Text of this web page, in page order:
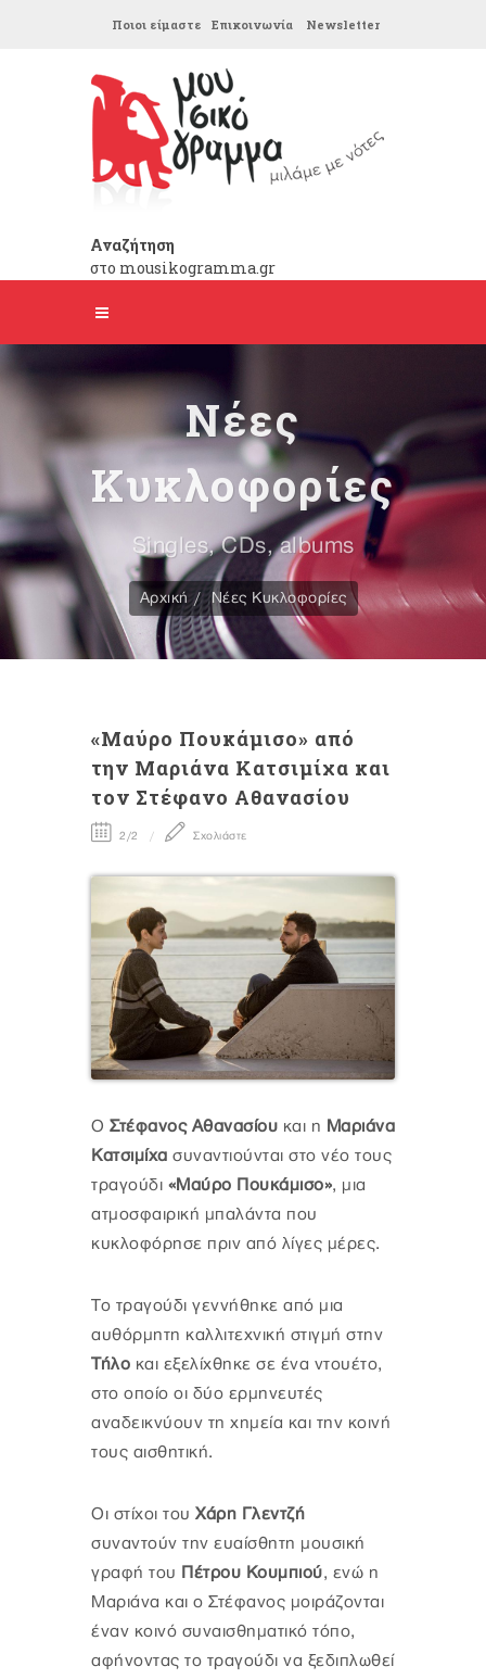
Ποιοι είμαστε Επικοινωνία Newsletter
Αναζήτηση
στο mousikogramma.gr
Νέες
Κυκλοφορίες
Singles, CDs, albums
Αρχική Νέες Κυκλοφορίες
«Μαύρο Πουκάμισο» από
την Μαριάνα Κατσιμίχα και
τον Στέφανο Αθανασίου
2/2 Σχολιάστε
Ο Στέφανος Αθανασίου και η Μαριάνα
Κατσιμίχα συναντιούνται στο νέο τους
τραγούδι «Μαύρο Πουκάμισο», μια
ατμοσφαιρική μπαλάντα που
κυκλοφόρησε πριν από λίγες μέρες.
Το τραγούδι γεννήθηκε από μια
αυθόρμητη καλλιτεχνική στιγμή στην
Τήλο και εξελίχθηκε σε ένα ντουέτο,
στο οποίο οι δύο ερμηνευτές
αναδεικνύουν τη χημεία και την κοινή
τους αισθητική.
Οι στίχοι του Χάρη Γλεντζή
συναντούν την ευαίσθητη μουσική
γραφή του Πέτρου Κουμπιού, ενώ η
Μαριάνα και ο Στέφανος μοιράζονται
έναν κοινό συναισθηματικό τόπο,
αφήνοντας το τραγούδι να ξεδιπλωθεί